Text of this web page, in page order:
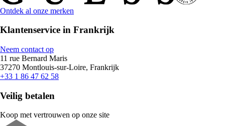
Ontdek al onze merken
Klantenservice in Frankrijk
Neem contact op
11 rue Bernard Maris
37270 Montlouis-sur-Loire, Frankrijk
+33 1 86 47 62 58
Veilig betalen
Koop met vertrouwen op onze site